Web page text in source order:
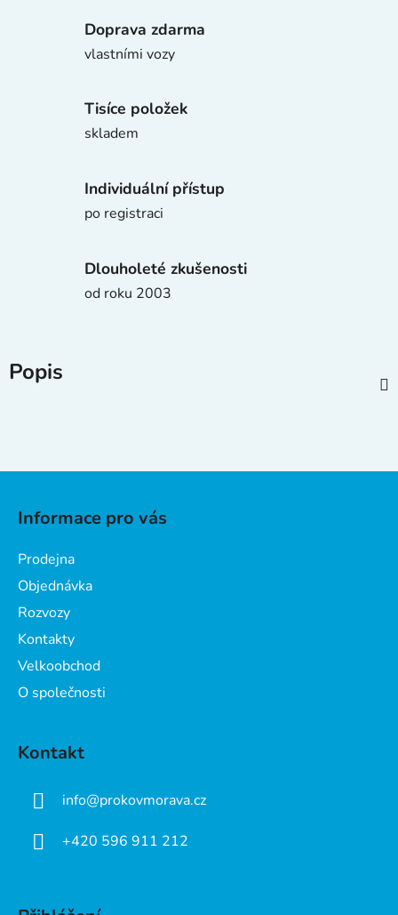
Doprava zdarma
vlastními vozy
Tisíce položek
skladem
Individuální přístup
po registraci
Dlouholeté zkušenosti
od roku 2003
Popis
Informace pro vás
Prodejna
Objednávka
Rozvozy
Kontakty
Velkoobchod
O společnosti
Kontakt
info@prokovmorava.cz
+420 596 911 212